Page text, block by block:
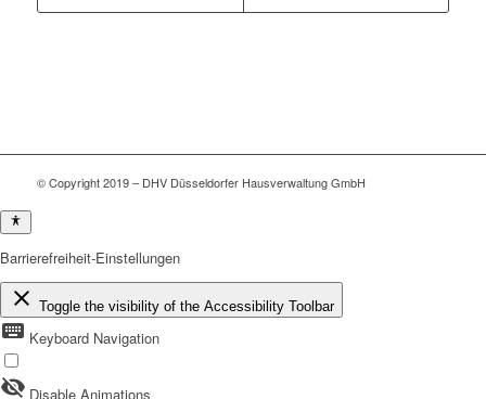
© Copyright 2019 – DHV Düsseldorfer Hausverwaltung GmbH
Barrierefreiheit-Einstellungen
close Toggle the visibility of the Accessibility Toolbar
keyboard Keyboard Navigation
visibility_off Disable Animations